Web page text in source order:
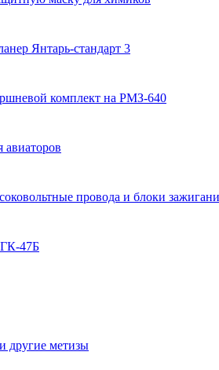
Янтарь-стандарт 3
комплект на РМЗ-640
провода и блоки
47Б
другие метизы